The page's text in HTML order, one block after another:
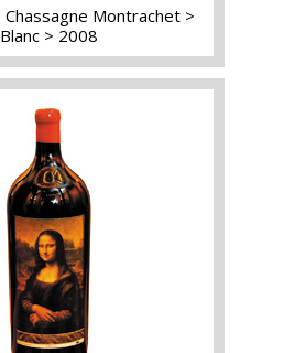
Chassagne Montrachet
Blanc
2008